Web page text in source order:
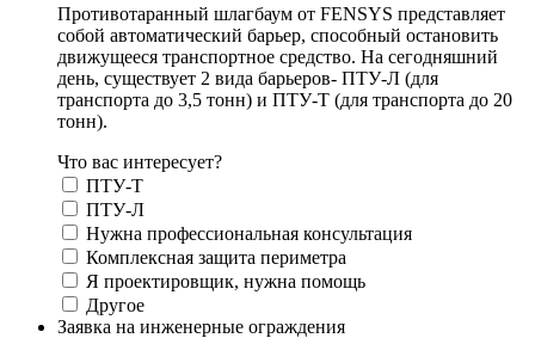
Противотаранный шлагбаум от FENSYS представляет
собой автоматический барьер, способный остановить
движущееся транспортное средство. На сегодняшний
день, существует 2 вида барьеров- ПТУ-Л (для
транспорта до 3,5 тонн) и ПТУ-Т (для транспорта до 20
тонн).
Что вас интересует?
ПТУ-Т
ПТУ-Л
Нужна профессиональная консультация
Комплексная защита периметра
Я проектировщик, нужна помощь
Другое
Заявка на инженерные ограждения